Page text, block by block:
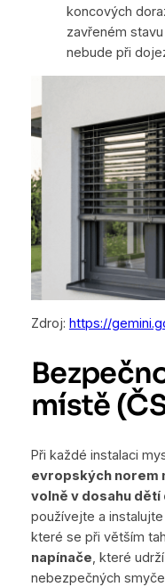
koncových
zavřeném
nebude při
Zdroj: https://
místě
Při každé instalaci
evropských norem
volně v dosahu dětí
používejte a
které se při větším
napínače, které
nebezpečných